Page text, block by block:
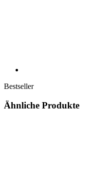
Bestseller
Ähnliche Produkte